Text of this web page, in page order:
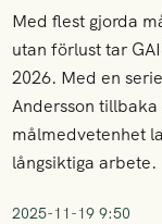
Med flest gjorda
utan förlust tar
2026. Med en
Andersson
målmedvetenhet
långsiktiga arbete.
2025-11-19 9:50